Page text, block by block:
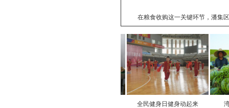
在粮食收购这一关键环节，潘集
粮食产业的良性发展。这种“速度”与
与农民增收奠定坚实基础。
（记者 陈多清 通讯员 潘士清）
全民健身日健身动起来 湾